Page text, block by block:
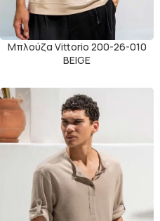
Μπλούζα Vittorio 200-26-010
BEIGE